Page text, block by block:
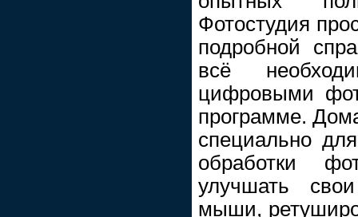
Фотостудия
подробной
всё
цифровыми
программе.
специально
обработки
улучшать
мыши,